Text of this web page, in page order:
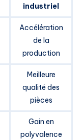
industriel
Accélération
de la
production
Meilleure
qualité des
pièces
Gain en
polyvalence